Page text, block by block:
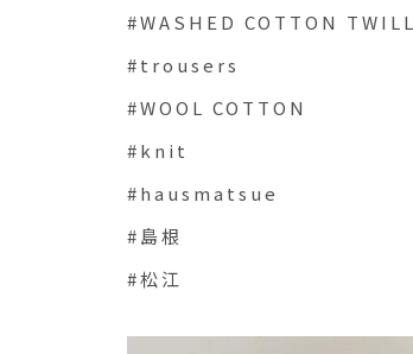
#WASHED COTTON TWILL
#trousers
#WOOL COTTON
#knit
#hausmatsue
#島根
#松江